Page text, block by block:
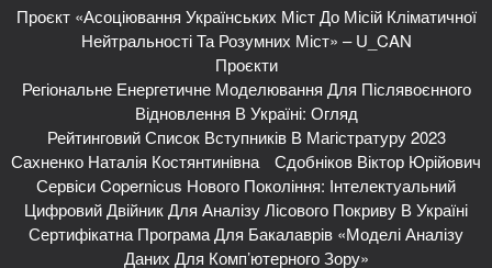
Проєкт «Асоціювання Українських Міст До Місій Кліматичної
Нейтральності Та Розумних Міст» – U_CAN
Проєкти
Регіональне Енергетичне Моделювання Для Післявоєнного
Відновлення В Україні: Огляд
Рейтинговий Список Вступників В Магістратуру 2023
Сахненко Наталія Костянтинівна
Сдобніков Віктор Юрійович
Сервіси Copernicus Нового Покоління: Інтелектуальний
Цифровий Двійник Для Аналізу Лісового Покриву В Україні
Сертифікатна Програма Для Бакалаврів «Моделі Аналізу
Даних Для Комп’ютерного Зору»